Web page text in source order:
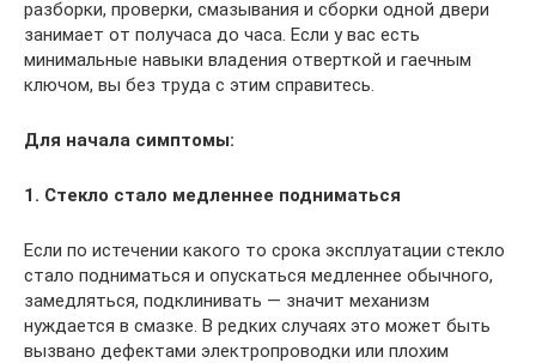
разборки, проверки, смазывания и сборки одной двери
занимает от получаса до часа. Если у вас есть
минимальные навыки владения отверткой и гаечным
ключом, вы без труда с этим справитесь.
Для начала симптомы:
1. Стекло стало медленнее подниматься
Если по истечении какого то срока эксплуатации стекло
стало подниматься и опускаться медленнее обычного,
замедляться, подклинивать — значит механизм
нуждается в смазке. В редких случаях это может быть
вызвано дефектами электропроводки или плохим